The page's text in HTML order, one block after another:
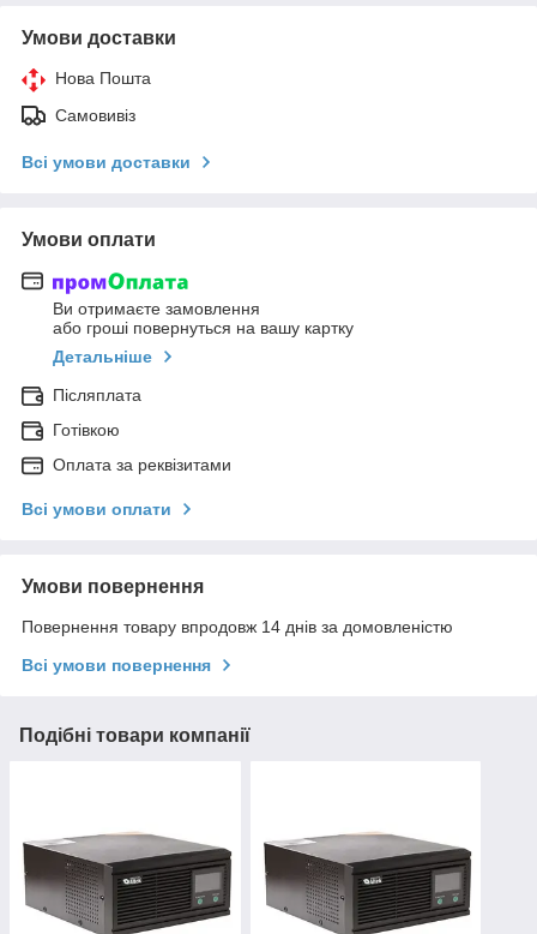
Умови доставки
Нова Пошта
Самовивіз
Всі умови доставки
Умови оплати
Ви отримаєте замовлення
або гроші повернуться на вашу картку
Детальніше
Післяплата
Готівкою
Оплата за реквізитами
Всі умови оплати
Умови повернення
Повернення товару впродовж 14 днів за домовленістю
Всі умови повернення
Подібні товари компанії